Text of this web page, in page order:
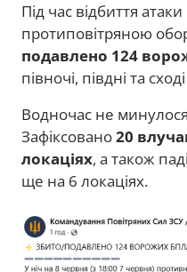
Під час відбиття
протиповітряною
подавлено 124
півночі, півдні та
Водночас не минулося
Зафіксовано20
локаціях, а також
ще на 6 локаціях.